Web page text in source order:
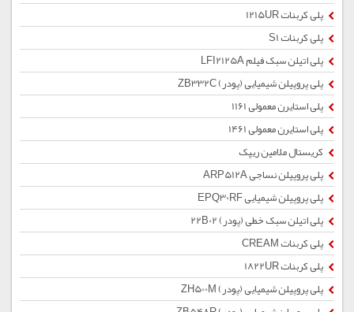
پلی کربنات 1215UR
پلی کربنات S1
پلی اتیلن سبک فیلم LFI2125A
پلی پروپیلن شیمیایی (پودر) ZB332C
پلی استایرن معمولی 1161
پلی استایرن معمولی 1461
کریستال ملامین ریپک
پلی پروپیلن نساجی ARP512A
پلی پروپیلن شیمیایی EPQ30RF
پلی اتیلن سبک خطی (پودر) 22B02
پلی کربنات CREAM
پلی کربنات 1822UR
پلی پروپیلن شیمیایی (پودر) ZH500M